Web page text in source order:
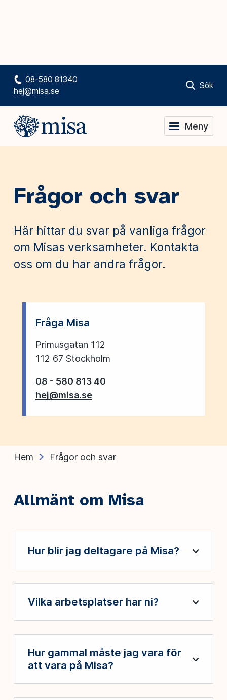
08-580 81340
hej@misa.se
Sök
Meny
Frågor och svar
Här hittar du svar på vanliga frågor
om Misas verksamheter. Kontakta
oss om du har andra frågor.
Fråga Misa
Primusgatan 112
112 67 Stockholm
08 - 580 813 40
hej@misa.se
Hem Frågor och svar
Allmänt om Misa
Hur blir jag deltagare på Misa? Öppna
Vilka arbetsplatser har ni? Öppna
Hur gammal måste jag vara för
att vara på Misa?
Öppna